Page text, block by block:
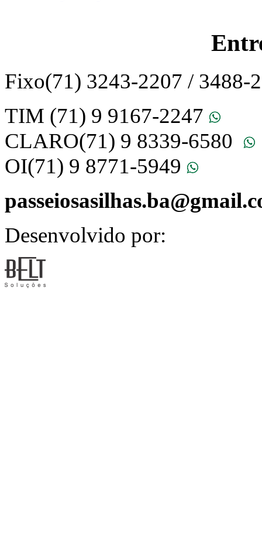
Fixo(71) 3243-2207 / 3488-
TIM (71) 9 9167-2247
CLARO(71) 9 8339-6580
OI(71) 9 8771-5949
Desenvolvido por: